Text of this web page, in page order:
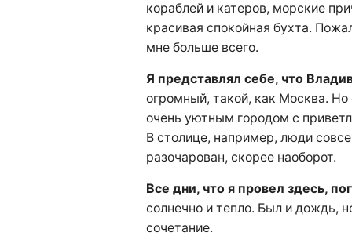
кораблей и катеров, морские
красивая спокойная бухта.
мне больше всего.
Я представлял себе, что
огромный, такой, как Москва.
очень уютным городом с
В столице, например, люди
разочарован, скорее наоборот.
Все дни, что я провел здесь,
солнечно и тепло. Был и дождь,
сочетание.